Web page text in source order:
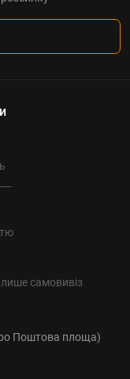
лише самовивіз
Поштова площа)